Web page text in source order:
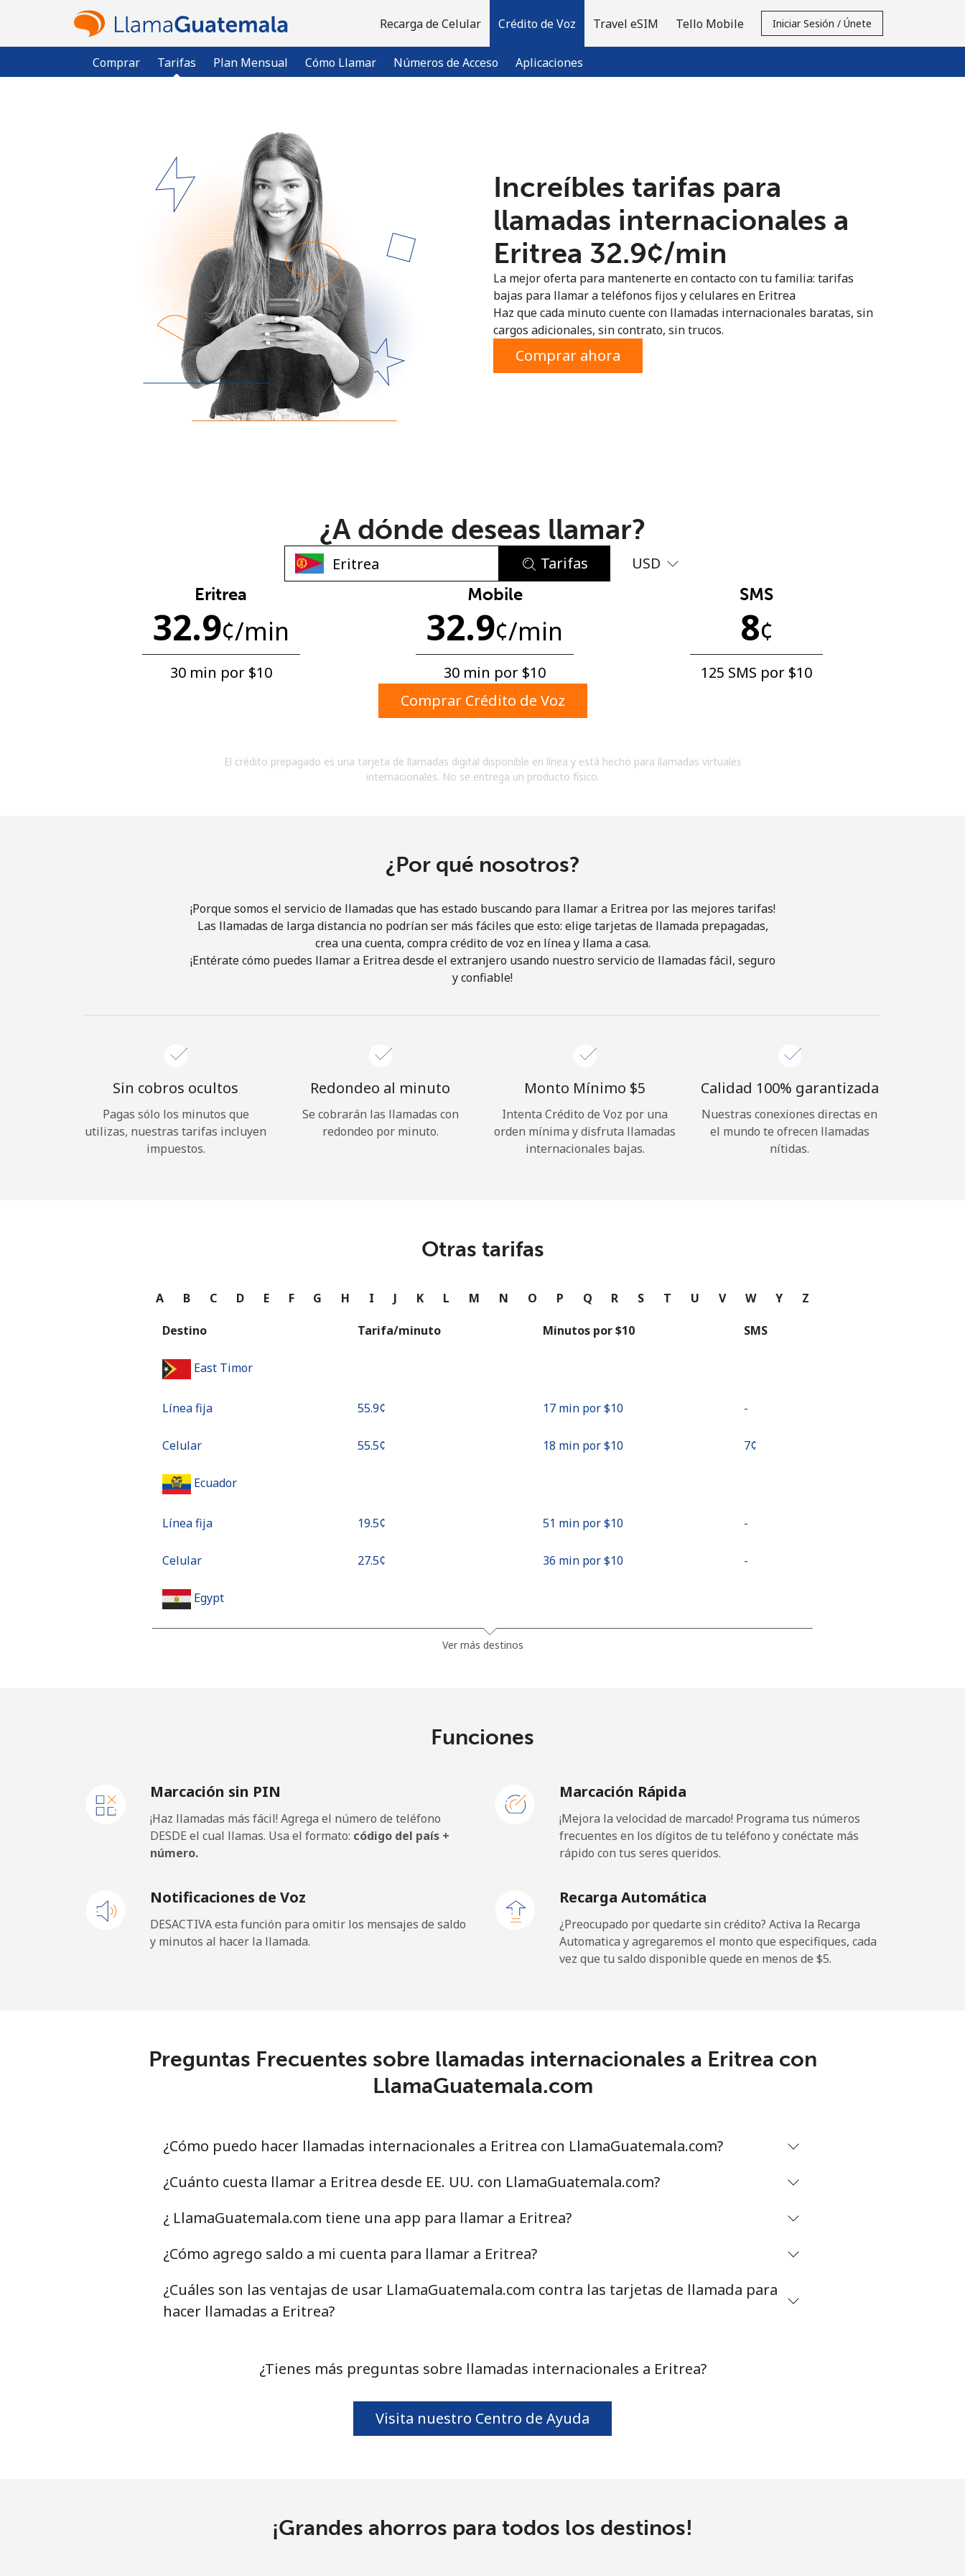
Recarga de Celular Crédito de Voz
Comprar Tarifas Plan Mensual Cómo Llamar Números de Acceso Aplicaciones
Travel eSIM Tello Mobile Iniciar Sesión / Únete
¿Ya tienes una cuenta? Inicia sesión →
Regístrate con
No se ha creado una contraseña
Mínimo 8 caracteres
Una letra mayúscula y una minúscula
Un caracter especial
acuerdo con estos
Términos y condiciones.
Únete
¡Hola!
Iniciar Sesión
Increíbles tarifas para
llamadas internacionales a
Eritrea ⁦32.9¢⁩/min
La mejor oferta para mantenerte en contacto con tu familia: tarifas
bajas para llamar a teléfonos fijos y celulares en Eritrea
Haz que cada minuto cuente con llamadas internacionales baratas, sin
cargos adicionales, sin contrato, sin trucos.
Comprar ahora
¿A dónde deseas llamar?
Tarifas USD
Eritrea
32.9¢/min
30 min por ⁦$10⁩
Mobile
32.9¢/min
30 min por ⁦$10⁩
SMS
8¢
125 SMS por ⁦$10⁩
Comprar Crédito de Voz
El crédito prepagado es una tarjeta de llamadas digital disponible en línea y está hecho para llamadas virtuales
internacionales. No se entrega un producto físico.
¿Por qué nosotros?
¡Porque somos el servicio de llamadas que has estado buscando para llamar a Eritrea por las mejores tarifas!
Las llamadas de larga distancia no podrían ser más fáciles que esto: elige tarjetas de llamada prepagadas,
crea una cuenta, compra crédito de voz en línea y llama a casa.
¡Entérate cómo puedes llamar a Eritrea desde el extranjero usando nuestro servicio de llamadas fácil, seguro
y confiable!
Sin cobros ocultos
Pagas sólo los minutos que
utilizas, nuestras tarifas incluyen
impuestos.
Redondeo al minuto
Se cobrarán las llamadas con
redondeo por minuto.
Monto Mínimo ⁦$5⁩
Intenta Crédito de Voz por una
orden mínima y disfruta llamadas
internacionales bajas.
Calidad 100% garantizada
Nuestras conexiones directas en
el mundo te ofrecen llamadas
nítidas.
Otras tarifas
A B C D E F G H I J K L M N O P Q R S T U V W Y Z
Destino Tarifa/minuto Minutos por ⁦$10⁩ SMS
East Timor
Línea fija ⁦55.9¢⁩ 17 min por ⁦$10⁩ -
Celular ⁦55.5¢⁩ 18 min por ⁦$10⁩ ⁦7¢⁩
Ecuador
Línea fija ⁦19.5¢⁩ 51 min por ⁦$10⁩ -
Celular ⁦27.5¢⁩ 36 min por ⁦$10⁩ -
Egypt
Línea fija 43 min por ⁦$10⁩
Claro Landlines ⁦11.9¢⁩ 84 min por ⁦$10⁩ -
55 min por ⁦$10⁩
Equatorial Guinea
All country 13 min por ⁦$10⁩ -
Celular ⁦32.9¢⁩ 30 min por ⁦$10⁩ ⁦8¢⁩
Celular 20 min por ⁦$10⁩
Eswatini
Línea fija ⁦25.9¢⁩
Celular ⁦20.5¢⁩ 48 min por ⁦$10⁩ ⁦38¢⁩
⁦31.5¢⁩ 31 min por ⁦$10⁩
⁦29.9¢⁩ 33 min por ⁦$10⁩
Ver más destinos
Funciones
Marcación sin PIN
¡Haz llamadas más fácil! Agrega el número de teléfono
DESDE el cual llamas. Usa el formato: código del país +
número.
Marcación Rápida
¡Mejora la velocidad de marcado! Programa tus números
frecuentes en los dígitos de tu teléfono y conéctate más
rápido con tus seres queridos.
Notificaciones de Voz
DESACTIVA esta función para omitir los mensajes de saldo
y minutos al hacer la llamada.
Recarga Automática
¿Preocupado por quedarte sin crédito? Activa la Recarga
Automatica y agregaremos el monto que especifiques, cada
vez que tu saldo disponible quede en menos de ⁦$5⁩.
Preguntas Frecuentes sobre llamadas internacionales a Eritrea con
LlamaGuatemala.com
¿Cómo puedo hacer llamadas internacionales a Eritrea con LlamaGuatemala.com?
¿Cuánto cuesta llamar a Eritrea desde EE. UU. con LlamaGuatemala.com?
¿ LlamaGuatemala.com tiene una app para llamar a Eritrea?
¿Cómo agrego saldo a mi cuenta para llamar a Eritrea?
¿Cuáles son las ventajas de usar LlamaGuatemala.com contra las tarjetas de llamada para
hacer llamadas a Eritrea?
¿Tienes más preguntas sobre llamadas internacionales a Eritrea?
Visita nuestro Centro de Ayuda
¡Grandes ahorros para todos los destinos!